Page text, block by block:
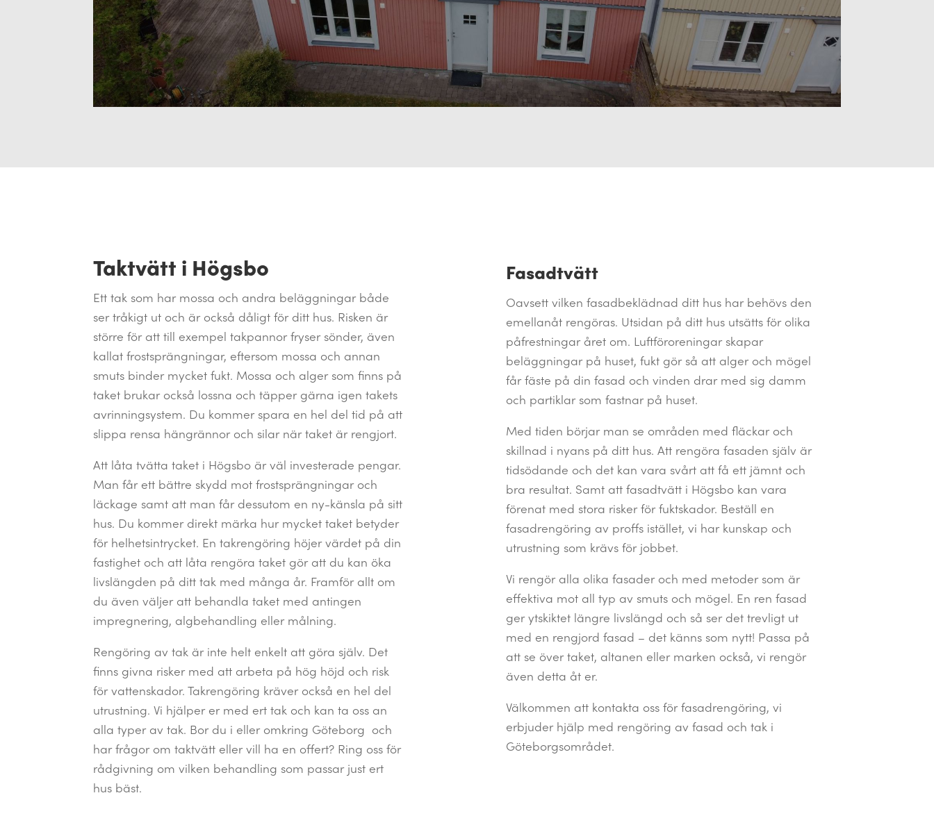
Taktvätt i Högsbo
Ett tak som har mossa och andra beläggningar både
ser tråkigt ut och är också dåligt för ditt hus. Risken är
större för att till exempel takpannor fryser sönder, även
kallat frostsprängningar, eftersom mossa och annan
smuts binder mycket fukt. Mossa och alger som finns på
taket brukar också lossna och täpper gärna igen takets
avrinningsystem. Du kommer spara en hel del tid på att
slippa rensa hängrännor och silar när taket är rengjort.
Att låta tvätta taket i Högsbo är väl investerade pengar.
Man får ett bättre skydd mot frostsprängningar och
läckage samt att man får dessutom en ny-känsla på sitt
hus. Du kommer direkt märka hur mycket taket betyder
för helhetsintrycket. En takrengöring höjer värdet på din
fastighet och att låta rengöra taket gör att du kan öka
livslängden på ditt tak med många år. Framför allt om
du även väljer att behandla taket med antingen
impregnering, algbehandling eller målning.
Rengöring av tak är inte helt enkelt att göra själv. Det
finns givna risker med att arbeta på hög höjd och risk
för vattenskador. Takrengöring kräver också en hel del
utrustning. Vi hjälper er med ert tak och kan ta oss an
alla typer av tak. Bor du i eller omkring Göteborg och
har frågor om taktvätt eller vill ha en offert? Ring oss för
rådgivning om vilken behandling som passar just ert
hus bäst.
Fasadtvätt
Oavsett vilken fasadbeklädnad ditt hus har behövs den
emellanåt rengöras. Utsidan på ditt hus utsätts för olika
påfrestningar året om. Luftföroreningar skapar
beläggningar på huset, fukt gör så att alger och mögel
får fäste på din fasad och vinden drar med sig damm
och partiklar som fastnar på huset.
Med tiden börjar man se områden med fläckar och
skillnad i nyans på ditt hus. Att rengöra fasaden själv är
tidsödande och det kan vara svårt att få ett jämnt och
bra resultat. Samt att fasadtvätt i Högsbo kan vara
förenat med stora risker för fuktskador. Beställ en
fasadrengöring av proffs istället, vi har kunskap och
utrustning som krävs för jobbet.
Vi rengör alla olika fasader och med metoder som är
effektiva mot all typ av smuts och mögel. En ren fasad
ger ytskiktet längre livslängd och så ser det trevligt ut
med en rengjord fasad – det känns som nytt! Passa på
att se över taket, altanen eller marken också, vi rengör
även detta åt er.
Välkommen att kontakta oss för fasadrengöring, vi
erbjuder hjälp med rengöring av fasad och tak i
Göteborgsområdet.